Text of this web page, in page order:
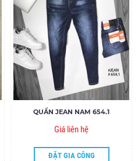
QUẦN JEAN NAM 654.1
Giá liên hệ
ĐẶT GIA CÔNG